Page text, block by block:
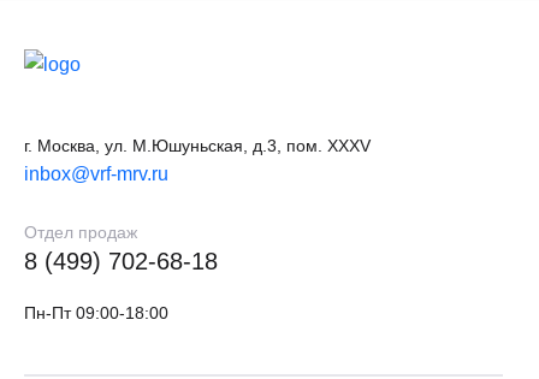
г. Москва, ул. М.Юшуньская, д.3, пом. XXXV
inbox@vrf-mrv.ru
Отдел продаж
8 (499) 702-68-18
Пн-Пт 09:00-18:00